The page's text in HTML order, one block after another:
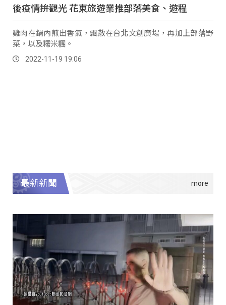
後疫情拚觀光 花東旅遊業推部落美食、遊程
雞肉在鍋內煎出香氣，飄散在台北文創廣場，再加上部落野
菜，以及糯米糰。
2022-11-19 19:06
最新新聞